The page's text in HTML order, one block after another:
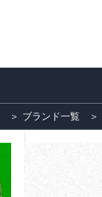
＞ ブランド一覧 ＞